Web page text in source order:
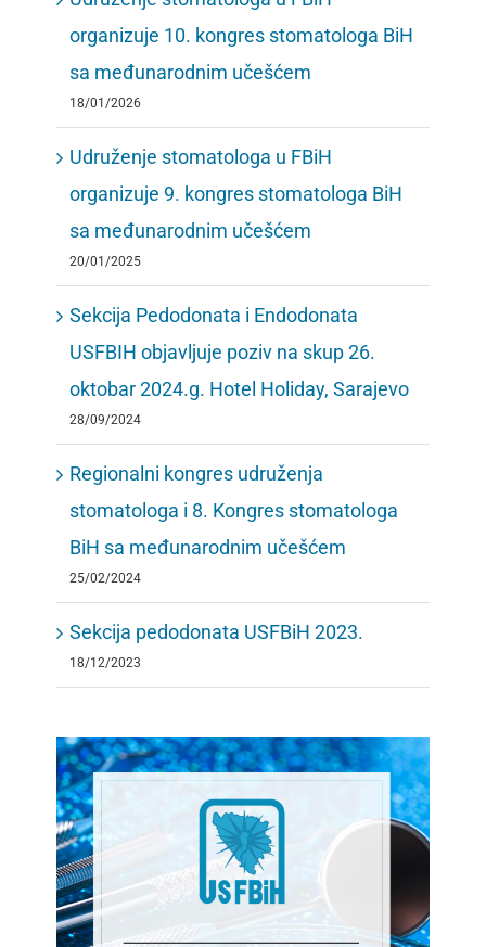
organizuje 10. kongres stomatologa BiH
sa međunarodnim učešćem
18/01/2026
Udruženje stomatologa u FBiH
organizuje 9. kongres stomatologa BiH
sa međunarodnim učešćem
20/01/2025
Sekcija Pedodonata i Endodonata
USFBIH objavljuje poziv na skup 26.
oktobar 2024.g. Hotel Holiday, Sarajevo
28/09/2024
Regionalni kongres udruženja
stomatologa i 8. Kongres stomatologa
BiH sa međunarodnim učešćem
25/02/2024
Sekcija pedodonata USFBiH 2023.
18/12/2023